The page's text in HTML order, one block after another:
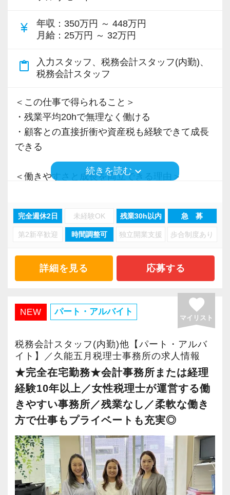
Q. 当事務所を選んだ理由は？
A. 幅広い業務を経験できる点に魅力を感じ、入
所を決めました。
A. さまざまな業務を任せてもらえるので、以前
より成長スピードが上がったと感じています。
Q. 職場の雰囲気は？
A. 上司や先輩に相談しやすく、風通しの良い職
場だと感じています。
・税務経験を活かして成長したい方
・キャリアアップ志向のある方
・顧客対応や提案業務に挑戦したい方
・資産税など専門性を高めたい方
・将来的にマネジメントに関わりたい方
＜まずはカジュアル面談へ＞
・事前に気軽な面談を実施
・仕事内容やキャリアを相談可
・ざっくばらんに質問OK
・納得後に選考へ進めます
・入社時期は柔軟に対応
・半年～1年の調整も可能
まずはカジュアル面談からでも歓迎です
「応募する」からお気軽にご連絡ください。
currency_yen 年収 ：350万円 ～ 448万円
月給 ：25万円 ～ 32万円
content_paste
入力スタッフ、税務会計スタッフ(内勤)、
税務会計スタッフ
＜この仕事で得られること＞
・残業平均20hで無理なく働ける
・顧客との直接折衝や資産税も経験できて成長
できる
＜働きやすさと成長を両立できる理由＞
・分業体制で業務負担を軽減
・顧客対応や提案業務に集中可能
・資産税や相続など専門性の高い案件あり
・経験値が自然と積み上がる環境
・有給取得率90％以上
・繁忙期も月30～40h程度
・男性の育休取得率100％
・テレワーク導入済み
・全席デュアルモニタ完備
＜幅広い経験・成長環境＞
・9割が紹介の安定基盤
・一般企業～医療・学校法人まで対応
・個人～大企業まで幅広く経験可能
・税務顧問＋資産税に関与
続きを読むkeyboard_arrow_down
完全週休2日 未経験OK 残業30h以内 急 募
第2新卒歓迎 時間調整可 独立開業支援 歩合制度あり
詳細を見る 応募する
NEW パート・アルバイト favorite
マイリスト
税務会計スタッフ(内勤)他【パート・アルバ
イト】／久能五月税理士事務所の求人情報
★完全在宅勤務★会計事務所または経理
経験10年以上／女性税理士が運営する働
きやすい事務所／残業なし／柔軟な働き
方で仕事もプライベートも充実◎